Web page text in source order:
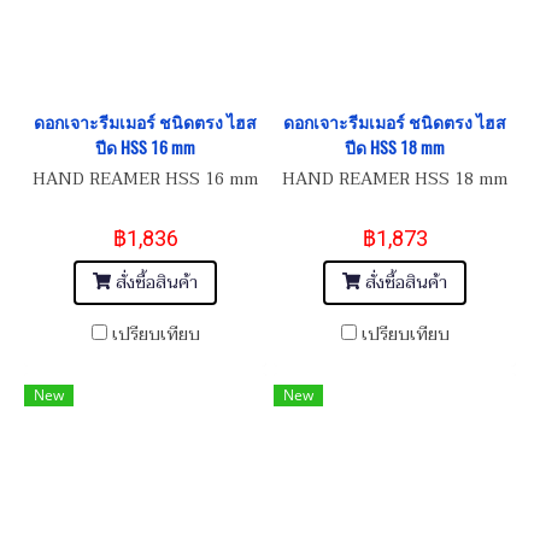
ดอกเจาะรีมเมอร์ ชนิดตรง ไฮส
ปีด HSS 16 mm
HAND REAMER HSS 16 mm
฿1,836
สั่งซื้อสินค้า
เปรียบเทียบ
ดอกเจาะรีมเมอร์ ชนิดตรง ไฮส
ปีด HSS 18 mm
HAND REAMER HSS 18 mm
฿1,873
สั่งซื้อสินค้า
เปรียบเทียบ
New New